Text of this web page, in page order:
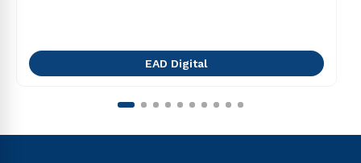
EAD Digital